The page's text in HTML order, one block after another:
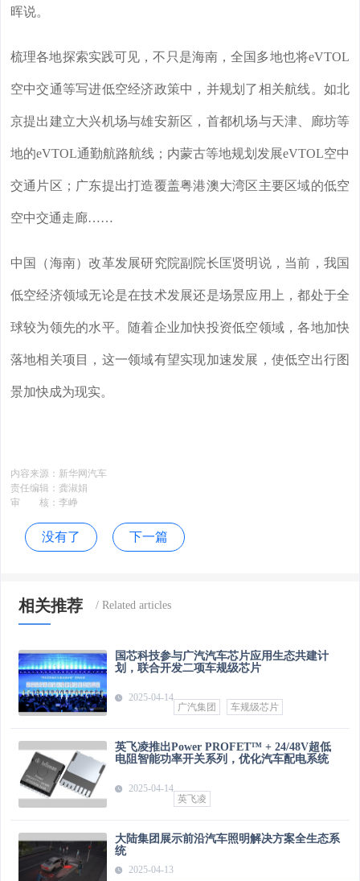
晖说。
梳理各地探索实践可见，不只是海南，全国多地也将eVTOL
空中交通等写进低空经济政策中，并规划了相关航线。如北
京提出建立大兴机场与雄安新区，首都机场与天津、廊坊等
地的eVTOL通勤航路航线；内蒙古等地规划发展eVTOL空中
交通片区；广东提出打造覆盖粤港澳大湾区主要区域的低空
空中交通走廊……
中国（海南）改革发展研究院副院长匡贤明说，当前，我国
低空经济领域无论是在技术发展还是场景应用上，都处于全
球较为领先的水平。随着企业加快投资低空领域，各地加快
落地相关项目，这一领域有望实现加速发展，使低空出行图
景加快成为现实。
内容来源： 新华网汽车
责任编辑： 龚淑娟
审 核： 李峥
没有了 下一篇
相关推荐
国芯科技参与广汽汽车芯片应用生态共建计
划，联合开发二项车规级芯片
2025-04-14
广汽集团
车规级芯片
英飞凌推出Power PROFET™ + 24/48V超低
电阻智能功率开关系列，优化汽车配电系统
2025-04-14
英飞凌
大陆集团展示前沿汽车照明解决方案全生态系
统
2025-04-13